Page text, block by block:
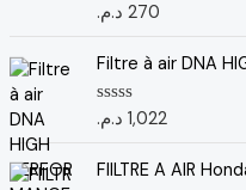
r
N
o
e
s
r
270 د.م.
Filtre à air DNA
N
o
e
1,022 د.م.
FIILTRE A AIR